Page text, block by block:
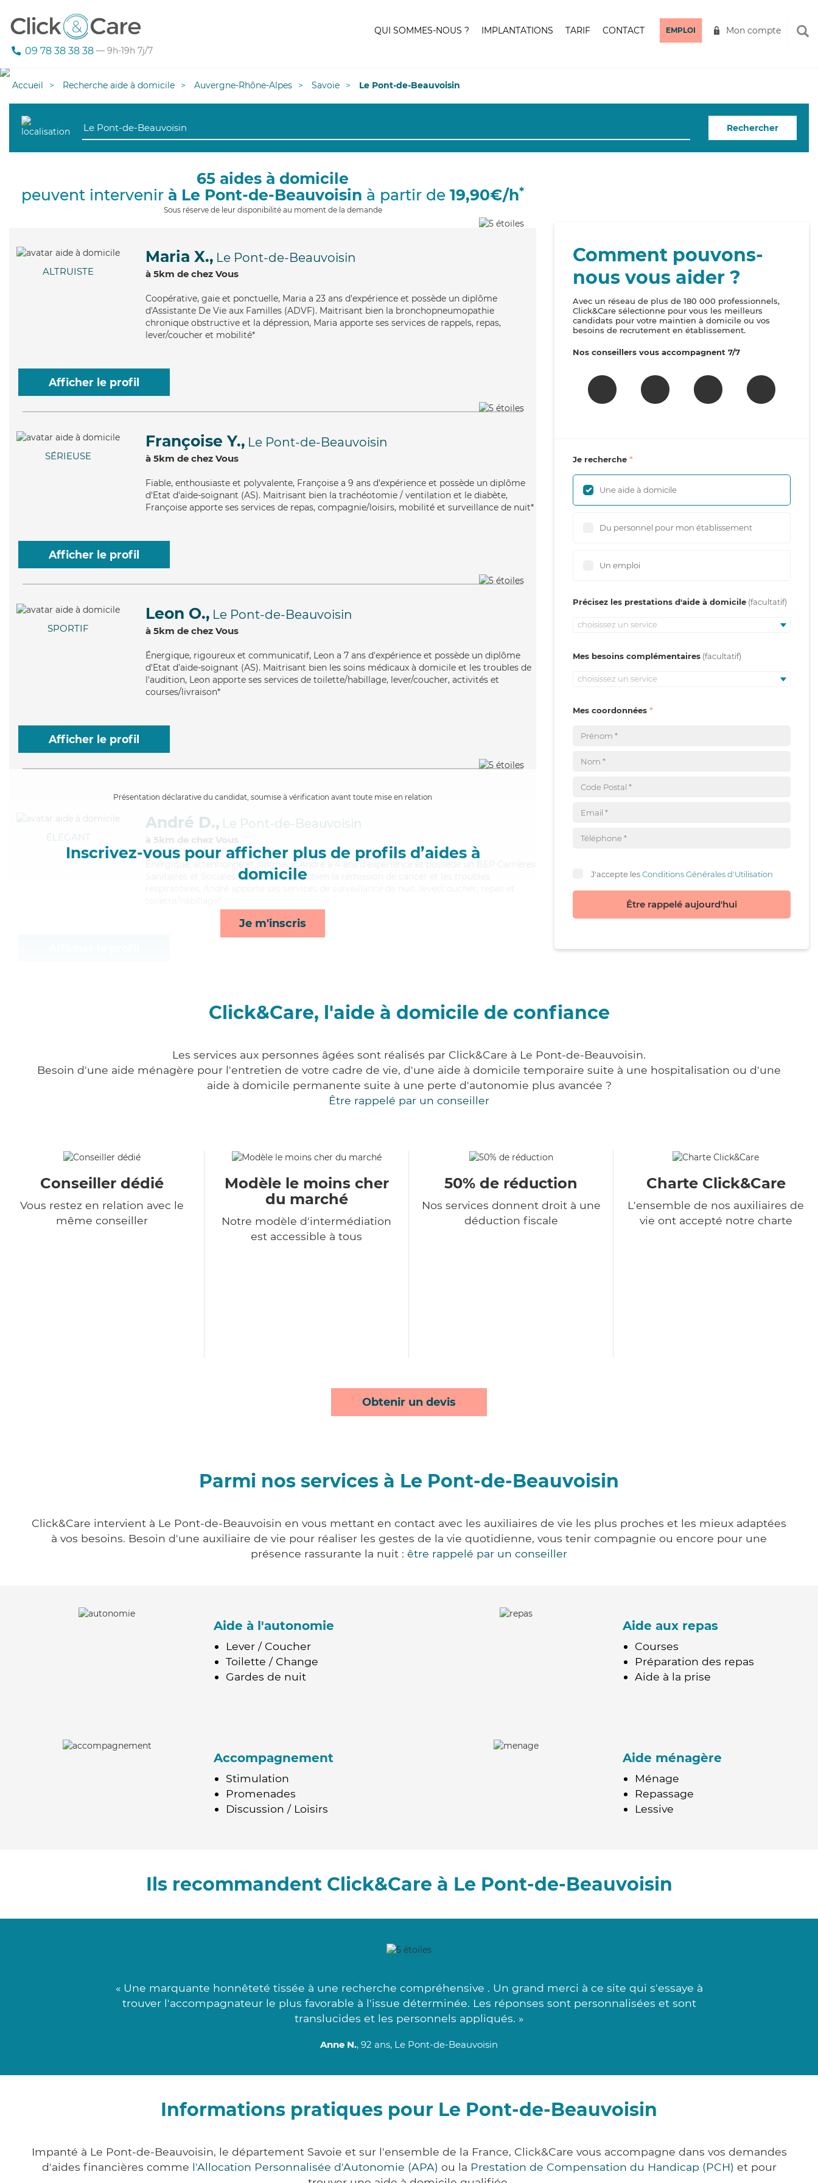
09 78 38 38 38 — 9h-19h 7j/7
QUI SOMMES-NOUS ? IMPLANTATIONS TARIF CONTACT EMPLOI Mon compte
Accueil Recherche aide à domicile Auvergne-Rhône-Alpes Savoie Le Pont-de-Beauvoisin
Rechercher
65 aides à domicile
peuvent intervenir à Le Pont-de-Beauvoisin à partir de 19,90€/h*
Sous réserve de leur disponibilité au moment de la demande
ALTRUISTE
Maria X., Le Pont-de-Beauvoisin
à 5km de chez Vous
Coopérative, gaie et ponctuelle, Maria a 23 ans d'expérience et possède un diplôme
d'Assistante De Vie aux Familles (ADVF). Maitrisant bien la bronchopneumopathie
chronique obstructive et la dépression, Maria apporte ses services de rappels, repas,
lever/coucher et mobilité*
Afficher le profil
SÉRIEUSE
Françoise Y., Le Pont-de-Beauvoisin
à 5km de chez Vous
Fiable, enthousiaste et polyvalente, Françoise a 9 ans d'expérience et possède un diplôme
d'Etat d'aide-soignant (AS). Maitrisant bien la trachéotomie / ventilation et le diabète,
Françoise apporte ses services de repas, compagnie/loisirs, mobilité et surveillance de nuit*
Afficher le profil
SPORTIF
Leon O., Le Pont-de-Beauvoisin
à 5km de chez Vous
Énergique, rigoureux et communicatif, Leon a 7 ans d'expérience et possède un diplôme
d'Etat d'aide-soignant (AS). Maitrisant bien les soins médicaux à domicile et les troubles de
l'audition, Leon apporte ses services de toilette/habillage, lever/coucher, activités et
courses/livraison*
Afficher le profil
Présentation déclarative du candidat, soumise à vérification avant toute mise en relation
Inscrivez-vous pour afficher plus de profils d’aides à
domicile
Je m'inscris
ÉLÉGANT
André D., Le Pont-de-Beauvoisin
à 5km de chez Vous
Énergique
, attentionné et soigneux, André a 4 ans d'expérience et possède un BEP Carrières
Sanitaires et Sociales (CSS). Maitrisant bien la rémission de cancer et les troubles
Comment pouvons-
nous vous aider ?
Avec un réseau de plus de 180 000 professionnels,
Click&Care sélectionne pour vous les meilleurs
candidats pour votre maintien à domicile ou vos
besoins de recrutement en établissement.
Nos conseillers vous accompagnent 7/7
Je recherche
Une aide à domicile
Du personnel pour mon établissement
Un emploi
Précisez les prestations d'aide à domicile
choisissez un service
Mes besoins complémentaires
choisissez un service
Mes coordonnées
J'accepte lesConditions Générales d'Utilisation
Être rappelé aujourd'hui
Click&Care, l'aide à domicile de confiance
Les services aux personnes âgées sont réalisés par Click&Care à Le Pont-de-Beauvoisin.
Besoin d'une aide ménagère pour l'entretien de votre cadre de vie, d'une aide à domicile temporaire suite à une hospitalisation ou d'une
aide à domicile permanente suite à une perte d'autonomie plus avancée ?
Être rappelé par un conseiller
Conseiller dédié
Vous restez en relation avec le
même conseiller
Modèle le moins cher
du marché
Notre modèle d'intermédiation
est accessible à tous
50% de réduction
Nos services donnent droit à une
déduction fiscale
Charte Click&Care
L'ensemble de nos auxiliaires de
vie ont accepté notre charte
Obtenir un devis
Parmi nos services à Le Pont-de-Beauvoisin
Click&Care intervient à Le Pont-de-Beauvoisin en vous mettant en contact avec les auxiliaires de vie les plus proches et les mieux adaptées
à vos besoins. Besoin d'une auxiliaire de vie pour réaliser les gestes de la vie quotidienne, vous tenir compagnie ou encore pour une
présence rassurante la nuit : être rappelé par un conseiller
Aide à l'autonomie
Lever / Coucher
Toilette / Change
Gardes de nuit
Aide aux repas
Courses
Préparation des repas
Aide à la prise
Accompagnement
Stimulation
Promenades
Discussion / Loisirs
Aide ménagère
Ménage
Repassage
Lessive
Ils recommandent Click&Care à Le Pont-de-Beauvoisin
« Une marquante honnêteté tissée à une recherche compréhensive . Un grand merci à ce site qui s'essaye à
trouver l'accompagnateur le plus favorable à l'issue déterminée. Les réponses sont personnalisées et sont
translucides et les personnels appliqués. »
Anne N., 92 ans, Le Pont-de-Beauvoisin
Informations pratiques pour Le Pont-de-Beauvoisin
Impanté à Le Pont-de-Beauvoisin, le département Savoie et sur l'ensemble de la France, Click&Care vous accompagne dans vos demandes
d'aides financières comme l'Allocation Personnalisée d'Autonomie (APA) ou la Prestation de Compensation du Handicap (PCH) et pour